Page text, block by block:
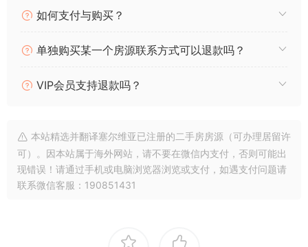
如何支付与购买？
单独购买某一个房源联系方式可以退款吗？
VIP会员支持退款吗？
本站精选并翻译塞尔维亚已注册的二手房房源（可办理居留许
可）。因本站属于海外网站，请不要在微信内支付，否则可能出
现错误！请通过手机或电脑浏览器浏览或支付，如遇支付问题请
联系微信客服：190851431